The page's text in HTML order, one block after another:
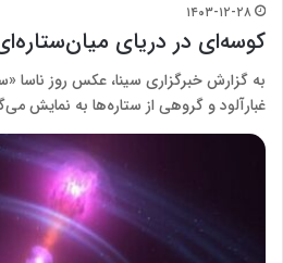
۱۴۰۳-۱۲-۲۸
کوسه‌ای در دریای
به گزارش خبرگزاری سینا، عکس روز ناسا
غبارآلود و گروهی از ستاره‌ها به نمایش